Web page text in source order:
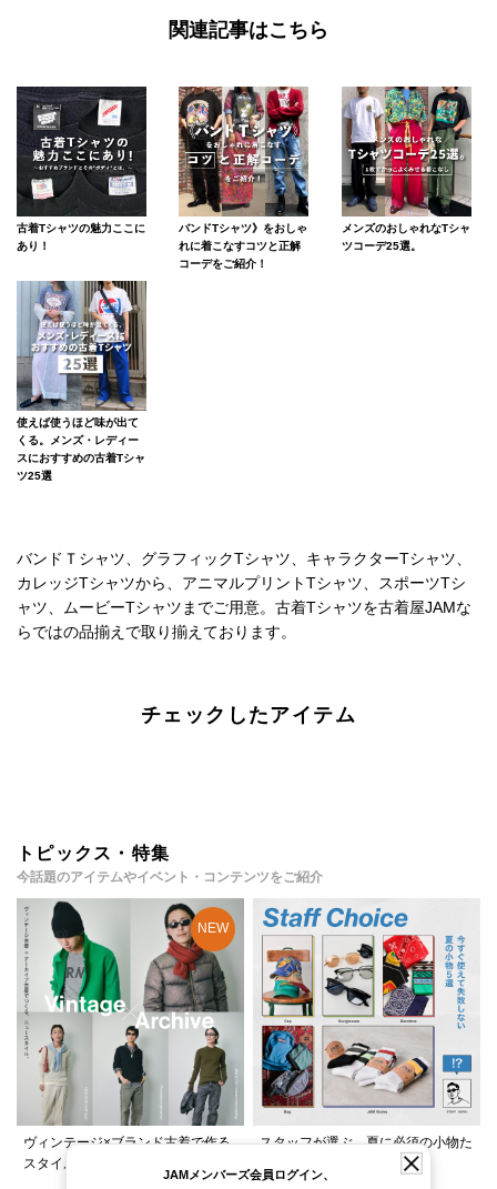
関連記事はこちら
古着Tシャツの魅力ここに
あり！
バンドTシャツ》をおしゃ
れに着こなすコツと正解
コーデをご紹介！
メンズのおしゃれなTシャ
ツコーデ25選。
使えば使うほど味が出て
くる。メンズ・レディー
スにおすすめの古着Tシャ
ツ25選
バンドＴシャツ、グラフィックTシャツ、キャラクターTシャツ、
カレッジTシャツから、アニマルプリントTシャツ、スポーツTシ
ャツ、ムービーTシャツまでご用意。古着Tシャツを古着屋JAMな
らではの品揃えで取り揃えております。
チェックしたアイテム
トピックス・特集
今話題のアイテムやイベント・コンテンツをご紹介
ヴィンテージ×ブランド古着で作る
スタイルをご紹介！
スタッフが選ぶ、夏に必須の小物た
JAMメンバーズ会員ログイン、